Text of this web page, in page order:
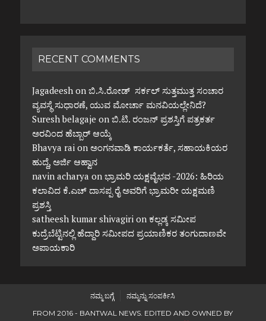
RECENT COMMENTS
Jagadeeshon ಬಿ.ಸಿ.ರೋಡ್ ಸರ್ಕಲ್ ಸುತ್ತಮುತ್ತ ಸಂಚಾರ
ವ್ಯವಸ್ಥೆ ಸುಧಾರಣೆ, ಯುವ ಮೋರ್ಚಾ ಮನವಿಯಲ್ಲೇನಿದೆ?
Suresh belagaje on ಬಿ.ಟಿ. ರಂಜನ್ ಪ್ರಶಸ್ತಿಗೆ ಪತ್ರಕರ್ತ
ಅರವಿಂದ ಹೆಬ್ಬಾರ್ ಆಯ್ಕೆ
Bhavya raion ಅಂಗನವಾಡಿ ಕಾರ್ಯಕರ್ತೆ, ಸಹಾಯಕಿಯರ
ಹುದ್ದೆ, ಅರ್ಜಿ ಆಹ್ವಾನ
navin acharya on ಭ್ರಾಮರಿ ಯಕ್ಷವೈಭವ -2026: ಹಿರಿಯ
ಕಲಾವಿದ ಕೆ.ಎಚ್ ದಾಸಪ್ಪ ರೈ ಅವರಿಗೆ ಭ್ರಾಮರೀ ಯಕ್ಷಮಣಿ
ಪ್ರಶಸ್ತಿ
satheesh kumar shivagirion ಕಲ್ಲಡ್ಕ ಸಮೀಪ
ಕುದ್ರೆಬೆಟ್ಟಿನಲ್ಲಿ ಹೆದ್ದಾರಿ ಸಮೀಪದ ಪ್ರಯಾಣಿಕರ ತಂಗುದಾಣವೇ
ಅಪಾಯಕಾರಿ
ನಮ್ಮ ಬಗ್ಗೆ
ನಮ್ಮನ್ನು ಸಂಪರ್ಕಿಸಿ
FROM 2016 - BANTWAL NEWS. EDITED AND OWNED BY